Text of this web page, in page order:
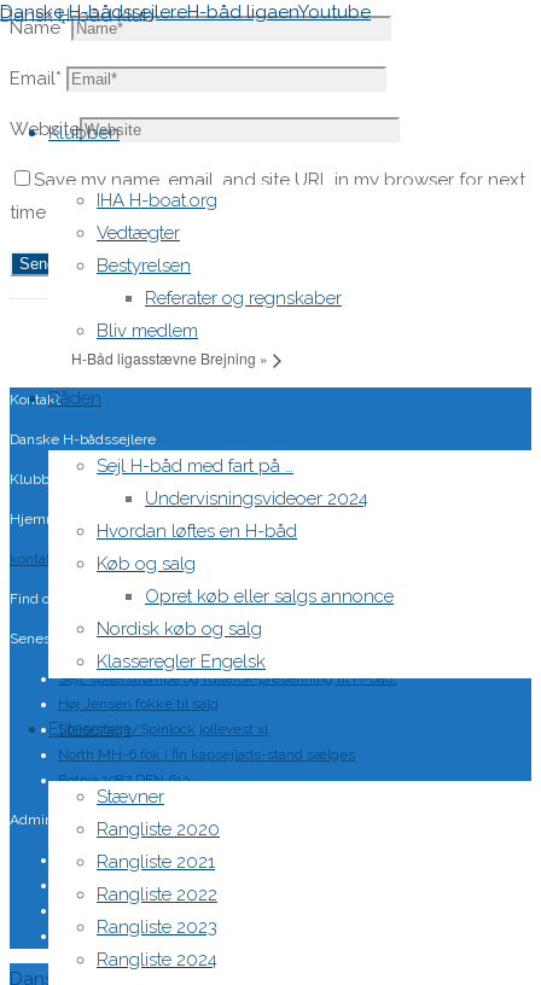
Dansk H-båd klub
Danske H-bådssejlereH-båd ligaenYoutube
to
Klubben
IHA H-boat.org
Vedtægter
Bestyrelsen
Referater og regnskaber
Bliv medlem
Båden
Sejl H-båd med fart på …
Undervisningsvideoer 2024
Hvordan løftes en H-båd
Køb og salg
Opret køb eller salgs annonce
Nordisk køb og salg
Klasseregler Engelsk
Eliteserien
Stævner
Rangliste 2020
Rangliste 2021
Rangliste 2022
Rangliste 2023
Rangliste 2024
Name*
Email*
Website
Save my name, email, and site URL in my browser for next
time I post a comment.
«VM H-Boat Worlds 2018
H-Båd ligasstævne Brejning »
Kontakt
Danske H-bådssejlere
Klubben: klubben@H-båd.dk
Hjemmeside: web@H-båd.dk
kontakt
Find os på
Seneste på H-båd.dk
Sejl, spilerstrømpe og rullefok-presenning til H-båd:
Høj Jensen fokke til salg
Spilerstage/Spinlock jollevest xl
North MH-6 fok i fin kapsejlads-stand sælges
Botnia 1987 DEN 613
Admin
Log ind
Indlægsfeed
Kommentarfeed
WordPress.org
Back
Danske H-bådssejlere